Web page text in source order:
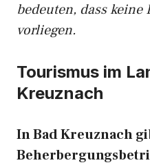
bedeuten, dass
vorliegen.
Tourismus im
Kreuznach
In Bad Kreuznach